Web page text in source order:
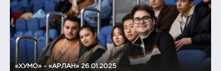
«ХУМО» - «АРЛАН» 26.01.2025